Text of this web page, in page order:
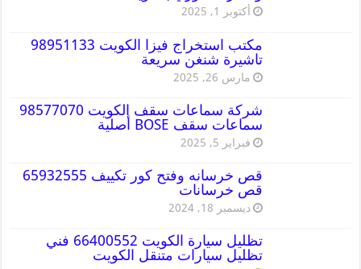
أكتوبر 1, 2025
مكتب استخراج فيزا الكويت 98951133
تاشيرة شنغن سريعة
مارس 26, 2025
شركة سماعات سقف الكويت 98577070
سماعات سقف BOSE أصلية
فبراير 5, 2025
قص خرسانه وفتح كور تكييف 65932555
قص خرسانات
ديسمبر 18, 2024
تظليل سيارة الكويت 66400552 فني
تظليل سيارات متنقل الكويت